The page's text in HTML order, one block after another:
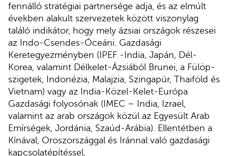
fennálló stratégiai partnersége adja, és az elmúlt
években alakult szervezetek között viszonylag
találó indikátor, hogy mely ázsiai országok részesei
az Indo-Csendes-Óceáni. Gazdasági
Keretegyezményben (IPEF -India, Japán, Dél-
Korea, valamint Délkelet-Ázsiából Brunei, a Fülöp-
szigetek, Indonézia, Malajzia, Szingapúr, Thaiföld és
Vietnam) vagy az India-Közel-Kelet-Európa
Gazdasági folyosónak (IMEC – India, Izrael,
valamint az arab országok közül az Egyesült Arab
Emírségek, Jordánia, Szaúd-Arábia). Ellentétben a
Kínával, Oroszországgal és Iránnal való gazdasági
kapcsolatépítéssel,